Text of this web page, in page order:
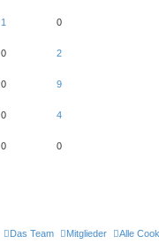
1 0
0 2
0 9
0 4
0 0
Alle
Mitglieder
Das Team